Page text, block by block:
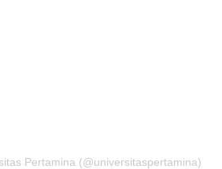
Pertamina (@universitaspertamina)